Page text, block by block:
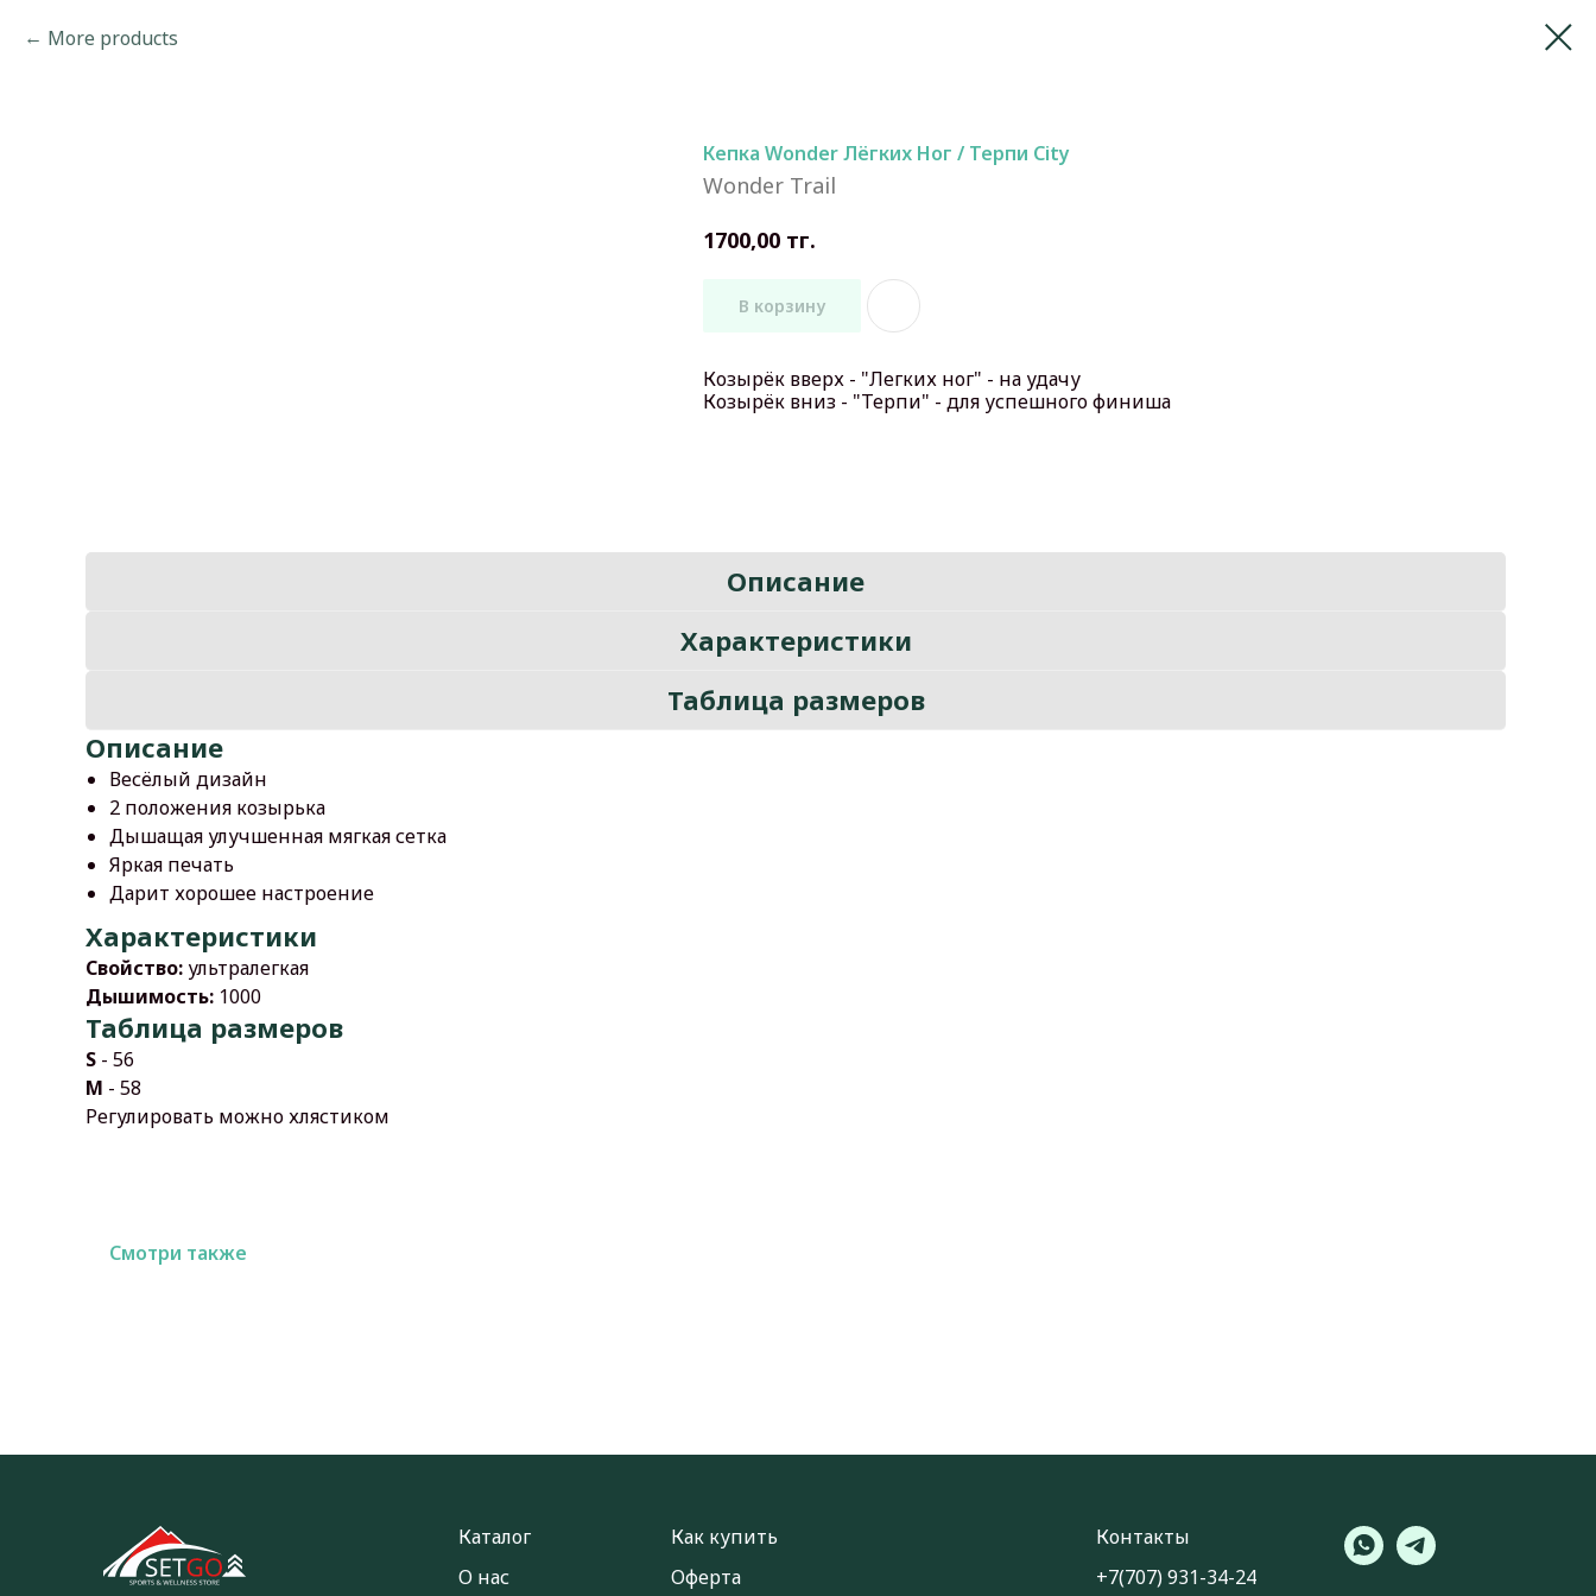
More products
Кепка Wonder Лёгких Ног / Терпи City
Wonder Trail
1700,00 тг.
В корзину
Козырёк вверх - "Легких ног" - на удачу
Козырёк вниз - "Терпи" - для успешного финиша
Описание
Характеристики
Таблица размеров
Описание
Весёлый дизайн
2 положения козырька
Дышащая улучшенная мягкая сетка
Яркая печать
Дарит хорошее настроение
Характеристики
Свойство: ультралегкая
Дышимость: 1000
Таблица размеров
S - 56
M - 58
Регулировать можно хлястиком
Смотри также
Каталог
О нас
Как купить
Оферта
Контакты
‪+7(707) 931-34-24